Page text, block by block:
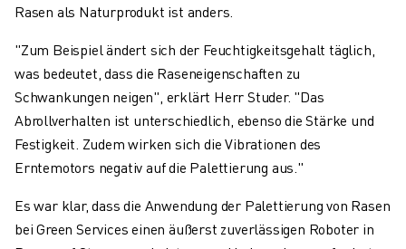
Rasen als Naturprodukt ist anders.
"Zum Beispiel ändert sich der Feuchtigkeitsgehalt täglich,
was bedeutet, dass die Raseneigenschaften zu
Schwankungen neigen", erklärt Herr Studer. "Das
Abrollverhalten ist unterschiedlich, ebenso die Stärke und
Festigkeit. Zudem wirken sich die Vibrationen des
Erntemotors negativ auf die Palettierung aus."
Es war klar, dass die Anwendung der Palettierung von Rasen
bei Green Services einen äußerst zuverlässigen Roboter in